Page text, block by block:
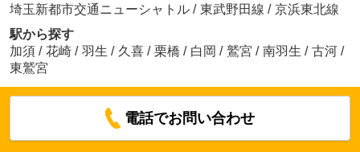
埼玉新都市交通ニューシャトル / 東武野田線 / 京浜東北線
駅から探す
加須 / 花崎 / 羽生 / 久喜 / 栗橋 / 白岡 / 鷲宮 / 南羽生 / 古河 /
東鷲宮
電話でお問い合わせ